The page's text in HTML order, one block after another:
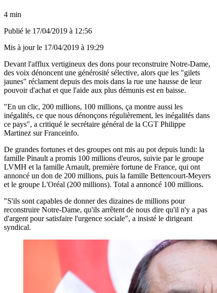
4 min
Publié le 17/04/2019 à 12:56
Mis à jour le 17/04/2019 à 19:29
Devant l'afflux vertigineux des dons pour reconstruire Notre-Dame,
des voix dénoncent une générosité sélective, alors que les "gilets
jaunes" réclament depuis des mois dans la rue une hausse de leur
pouvoir d'achat et que l'aide aux plus démunis est en baisse.
"En un clic, 200 millions, 100 millions, ça montre aussi les
inégalités, ce que nous dénonçons régulièrement, les inégalités dans
ce pays", a critiqué le secrétaire général de la CGT Philippe
Martinez sur Franceinfo.
De grandes fortunes et des groupes ont mis au pot depuis lundi: la
famille Pinault a promis 100 millions d'euros, suivie par le groupe
LVMH et la famille Arnault, première fortune de France, qui ont
annoncé un don de 200 millions, puis la famille Bettencourt-Meyers
et le groupe L'Oréal (200 millions). Total a annoncé 100 millions.
"S'ils sont capables de donner des dizaines de millions pour
reconstruire Notre-Dame, qu'ils arrêtent de nous dire qu'il n'y a pas
d'argent pour satisfaire l'urgence sociale", a insisté le dirigeant
syndical.